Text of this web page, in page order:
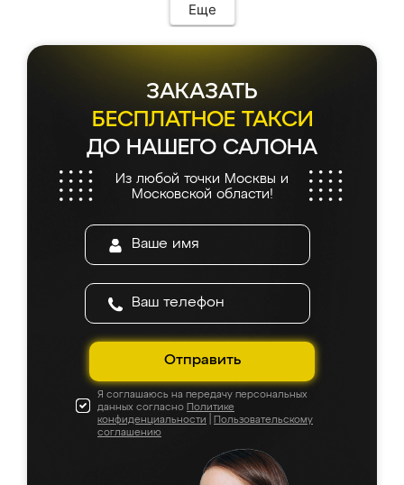
Еще
ЗАКАЗАТЬ
БЕСПЛАТНОЕ ТАКСИ
ДО НАШЕГО САЛОНА
Из любой точки Москвы и
Московской области!
Отправить
Я соглашаюсь на передачу персональных
данных согласно Политике
конфиденциальности
Пользовательскому
соглашению